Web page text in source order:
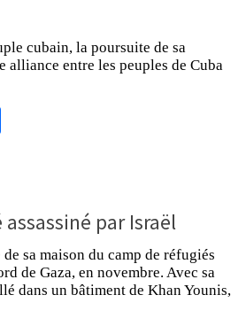
cubain, la poursuite de sa
alliance entre les peuples de Cuba
par Israël
sa maison du camp de réfugiés
de Gaza, en novembre. Avec sa
dans un bâtiment de Khan Younis,